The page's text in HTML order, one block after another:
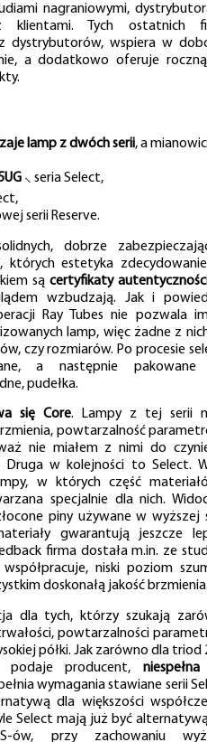
nagraniowymi,
Tych ostatnich
dystrybutorów, wspiera w
a dodatkowo oferuje
lamp z dwóch serii, a
⸜ seria Select,
serii Reserve.
dobrze
których estetyka
są certyfikaty
wzbudzają. Jak i
Ray Tubes nie pozwala
lamp, więc żadne z
czy rozmiarów. Po procesie
a następnie
pudełka.
się Core. Lampy z tej serii
powtarzalność
nie miałem z nimi do
w kolejności to Select.
w których część
specjalnie dla nich.
piny używane w wyższej
gwarantują jeszcze
firma dostała m.in. ze
niski poziom
doskonałą jakość
dla tych, którzy szukają
powtarzalności
półki. Jak zarówno dla triod
podaje producent,
wymagania stawiane serii
dla większości
Select mają już być
ów, przy zachowaniu